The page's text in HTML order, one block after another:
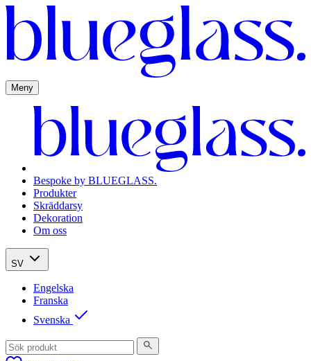
Meny
Bespoke by BLUEGLASS.
Produkter
Skräddarsy
Dekoration
Om oss
SV
Engelska
Franska
Svenska